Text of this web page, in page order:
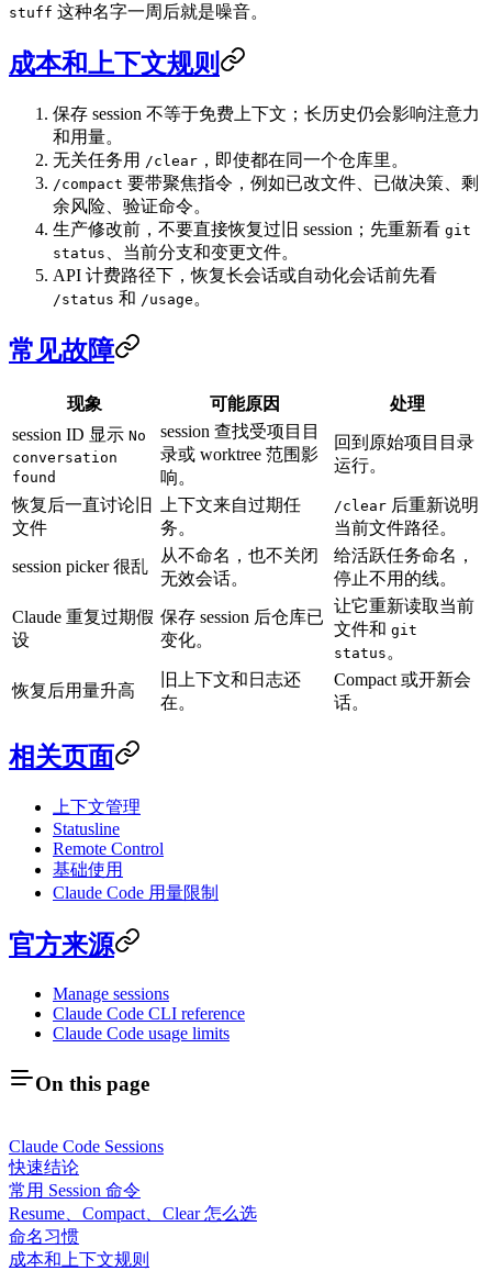
stuff 这种名字一周后就是噪音。
成本和上下文规则
保存 session 不等于免费上下文；长历史仍会影响注意力
和用量。
无关任务用 /clear ，即使都在同一个仓库里。
/compact 要带聚焦指令，例如已改文件、已做决策、剩
余风险、验证命令。
生产修改前，不要直接恢复过旧 session；先重新看 git
status
、当前分支和变更文件。
API 计费路径下，恢复长会话或自动化会话前先看
/status 和 /usage 。
常见故障
现象 可能原因
处理
session ID 显示 No
conversation
found
session 查找受项目目
录或 worktree 范围影
响。
回到原始项目目录
运行。
恢复后一直讨论旧
文件
上下文来自过期任
务。
/clear 后重新说明
当前文件路径。
session picker 很乱
从不命名，也不关闭
无效会话。
给活跃任务命名，
停止不用的线。
Claude 重复过期假
设
保存 session 后仓库已
变化。
让它重新读取当前
文件和 git
status 。
恢复后用量升高
旧上下文和日志还
在。
Compact 或开新会
话。
相关页面
上下文管理
Statusline
Remote Control
基础使用
Claude Code 用量限制
官方来源
Manage sessions
Claude Code CLI reference
Claude Code usage limits
On this page
Claude Code Sessions
快速结论
常用 Session 命令
Resume、Compact、Clear 怎么选
命名习惯
成本和上下文规则